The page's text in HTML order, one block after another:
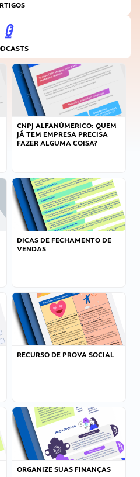
CNPJ ALFANÚMERICO: QUEM
JÁ TEM EMPRESA PRECISA
FAZER ALGUMA COISA?
DICAS DE FECHAMENTO DE
VENDAS
RECURSO DE PROVA SOCIAL
ORGANIZE SUAS FINANÇAS